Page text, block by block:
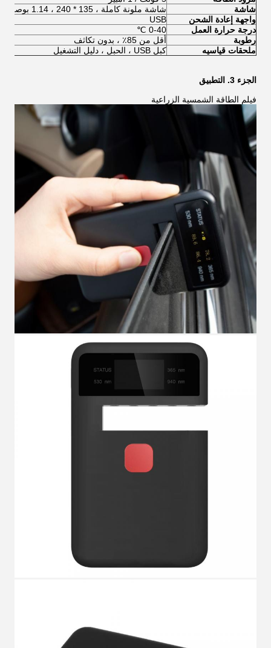
شاشة
شاشة ملونة كاملة ، 135 * 240 ، 1.14 بوصة
واجهة إعادة الشحن
USB
درجة حرارة العمل
0-40 ℃
رطوبة
أقل من 85٪ ، بدون تكاثف
ملحقات قياسيه
كبل USB ، الحبل ، دليل التشغيل
الجزء 3. التطبيق
فيلم الطاقة الشمسية الزراعية